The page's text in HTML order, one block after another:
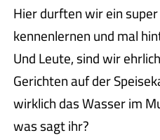
Hier durften wir ein
kennenlernen und mal
Und Leute, sind wir
Gerichten auf der
wirklich das Wasser im
was sagt ihr?